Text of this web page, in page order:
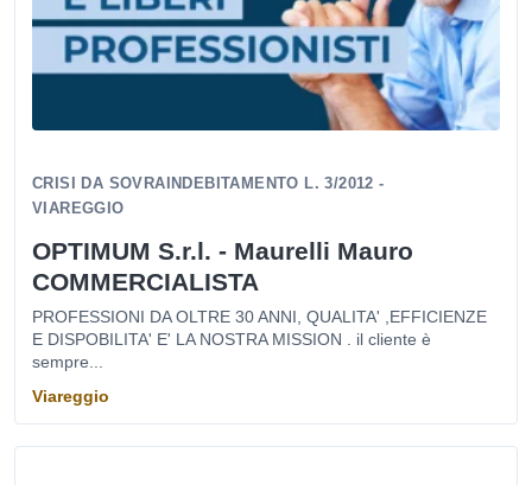
CRISI DA SOVRAINDEBITAMENTO L. 3/2012 -
VIAREGGIO
OPTIMUM S.r.l. - Maurelli Mauro
COMMERCIALISTA
PROFESSIONI DA OLTRE 30 ANNI, QUALITA' ,EFFICIENZE
E DISPOBILITA' E' LA NOSTRA MISSION . il cliente è
sempre...
Viareggio